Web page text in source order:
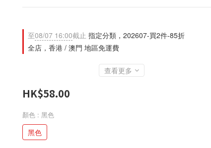
至08/07 16:00截止 指定分類，202607-買2件-85折
全店，香港 / 澳門 地區免運費
查看更多
HK$58.00
顏色 : 黑色
黑色